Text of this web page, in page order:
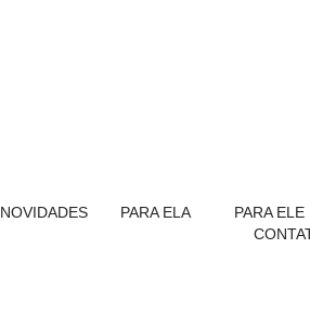
NOVIDADES PARA ELA PARA ELE